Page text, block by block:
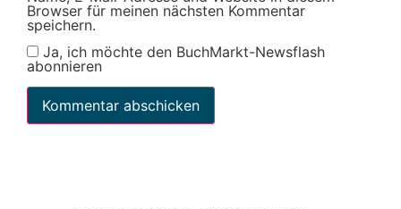
Browser für meinen nächsten Kommentar
speichern.
Ja, ich möchte den BuchMarkt-Newsflash
abonnieren